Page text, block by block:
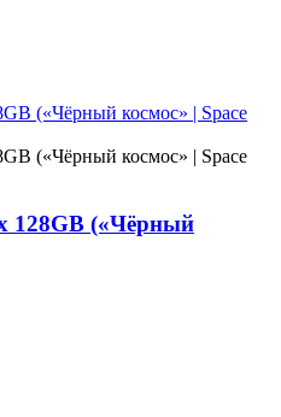
128GB («Чёрный